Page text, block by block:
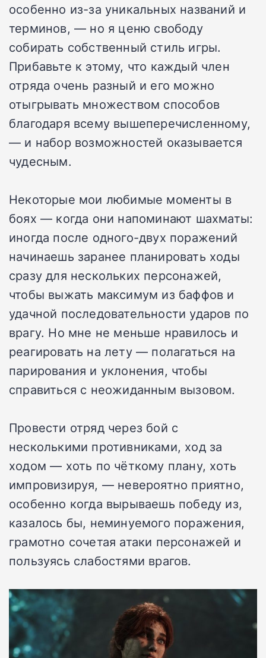
особенно из-за уникальных названий и
терминов, — но я ценю свободу
собирать собственный стиль игры.
Прибавьте к этому, что каждый член
отряда очень разный и его можно
отыгрывать множеством способов
благодаря всему вышеперечисленному,
— и набор возможностей оказывается
чудесным.
Некоторые мои любимые моменты в
боях — когда они напоминают шахматы:
иногда после одного-двух поражений
начинаешь заранее планировать ходы
сразу для нескольких персонажей,
чтобы выжать максимум из баффов и
удачной последовательности ударов по
врагу. Но мне не меньше нравилось и
реагировать на лету — полагаться на
парирования и уклонения, чтобы
справиться с неожиданным вызовом.
Провести отряд через бой с
несколькими противниками, ход за
ходом — хоть по чёткому плану, хоть
импровизируя, — невероятно приятно,
особенно когда вырываешь победу из,
казалось бы, неминуемого поражения,
грамотно сочетая атаки персонажей и
пользуясь слабостями врагов.